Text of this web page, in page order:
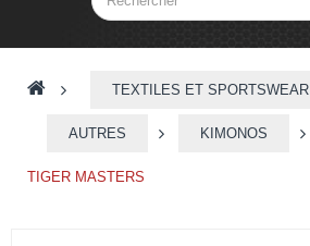
> TEXTILES ET SPORTSWEAR
AUTRES > KIMONOS >
TIGER MASTERS